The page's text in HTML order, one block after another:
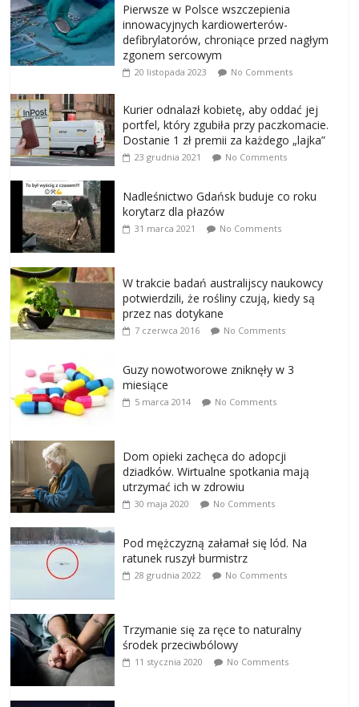
Pierwsze w Polsce wszczepienia
innowacyjnych kardiowerterów-
defibrylatorów, chroniące przed nagłym
zgonem sercowym
20 listopada 2023 No Comments
Kurier odnalazł kobietę, aby oddać jej
portfel, który zgubiła przy paczkomacie.
Dostanie 1 zł premii za każdego „lajka”
23 grudnia 2021 No Comments
Nadleśnictwo Gdańsk buduje co roku
korytarz dla płazów
31 marca 2021 No Comments
W trakcie badań australijscy naukowcy
potwierdzili, że rośliny czują, kiedy są
przez nas dotykane
7 czerwca 2016 No Comments
Guzy nowotworowe zniknęły w 3
miesiące
5 marca 2014 No Comments
Dom opieki zachęca do adopcji
dziadków. Wirtualne spotkania mają
utrzymać ich w zdrowiu
30 maja 2020 No Comments
Pod mężczyzną załamał się lód. Na
ratunek ruszył burmistrz
28 grudnia 2022 No Comments
Trzymanie się za ręce to naturalny
środek przeciwbólowy
11 stycznia 2020 No Comments